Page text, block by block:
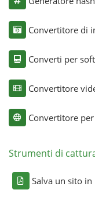
Convertitore di
Converti per
Convertitore
Convertitore
Strumenti di
Salva un sito in